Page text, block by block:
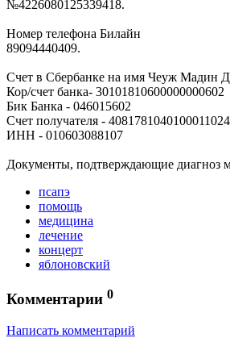
№4226080125339418.
Номер телефона Билайн
89094440409.
Счет в Сбербанке на имя Чеуж Мадин
Кор/счет банка- 30101810600000000602
Бик Банка - 046015602
Счет получателя -
ИНН - 010603088107
Документы, подтверждающие диагноз
псапэ
помощь
медицина
лечение
концерт
яблоновский
Комментарии 0
Написать комментарий